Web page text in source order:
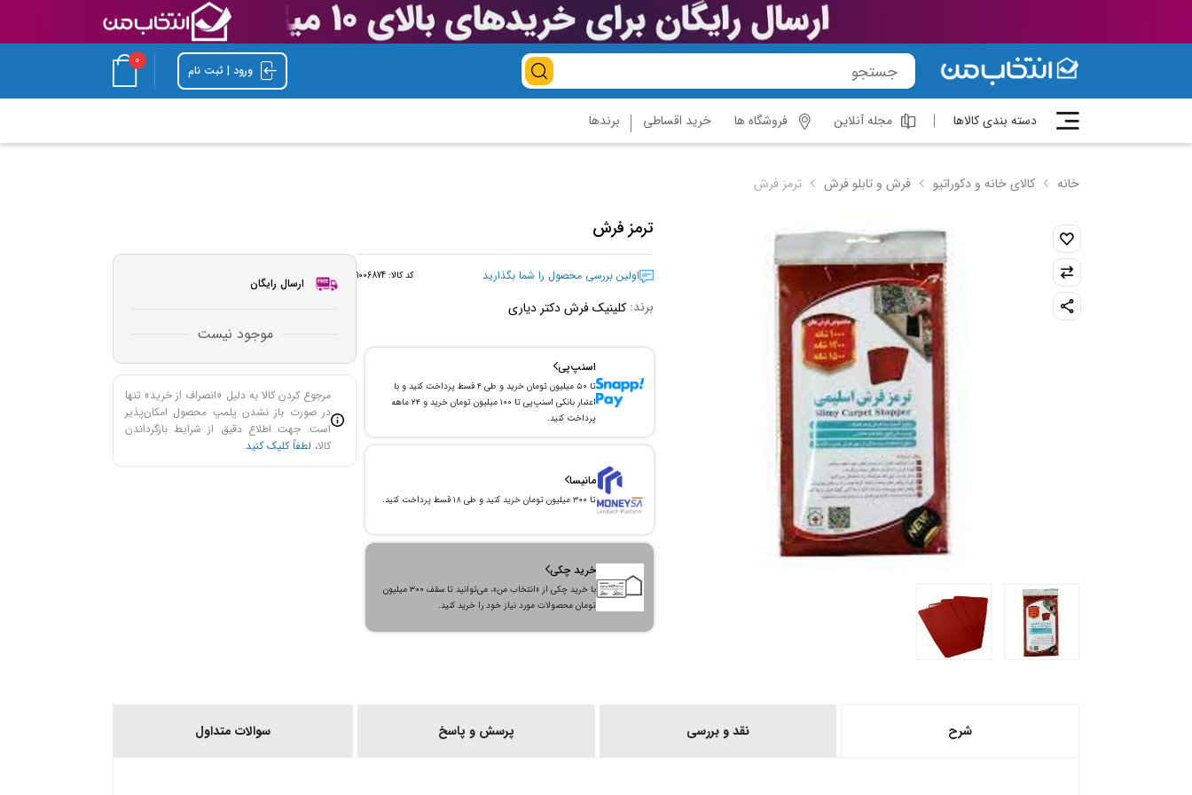
ورود | ثبت نام
0
دسته بندی کالاها مجله آنلاین فروشگاه ها خرید اقساطی برندها
خانه کالای خانه و دکوراتیو فرش و تابلو فرش ترمز فرش
ترمز فرش
اولین بررسی محصول را شما بگذارید کد کالا: 1006874
برند: کلینیک فرش دکتر دیاری
اسنپ‌پی
تا ۵۰ میلیون تومان خرید و طی ۴ قسط پرداخت کنید و با
اعتبار بانکی اسنپ‌پی تا ۱۰۰ میلیون تومان خرید و ۲۴ ماهه
پرداخت کنید.
مانیسا
تا ۳۰۰ میلیون تومان خرید کنید و طی ۱۸ قسط پرداخت کنید.
خرید چکی
با خرید چکی از «انتخاب من»، می‌توانید تا سقف ۳۰۰ میلیون
تومان محصولات مورد نیاز خود را خرید کنید.
ارسال رایگان
موجود نیست
مرجوع کردن کالا به دلیل «انصراف از خرید» تنها
در صورت باز نشدن پلمپ محصول امکان‌پذیر
است. جهت اطلاع دقیق از شرایط بازگرداندن
کالا، لطفاً کلیک کنید.
شرح نقد و بررسی پرسش و پاسخ سوالات متداول